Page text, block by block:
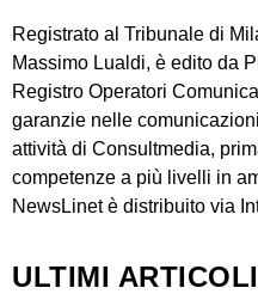
Registrato al Tribunale di
Massimo Lualdi, è edito da
Registro Operatori
garanzie nelle
attività di Consultmedia,
competenze a più livelli in
NewsLinet è distribuito via
ULTIMI ARTICOLI